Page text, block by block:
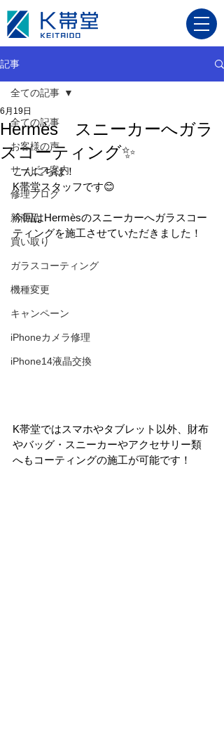
記事
全ての記事
お客様の声
サービス案内
修理ブログ
新商品
買い取り
ガラスコーティング
機種変更
キャンペーン
iPhoneカメラ修理
iPhone14液晶交換
全ての記事
Hermès スニーカーへガラ
スコーティング✨
6月19日
こんにちは！
K帯堂スタッフです😊
今回はHermèsのスニーカーへガラスコー
ティングを施工させていただきました！
K帯堂ではスマホやタブレット以外、財布
やバッグ・スニーカーやアクセサリー類
へもコーティングの施工が可能です！